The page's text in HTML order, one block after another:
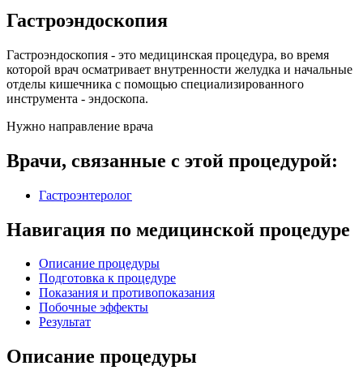
Гастроэндоскопия
Гастроэндоскопия - это медицинская процедура, во время
которой врач осматривает внутренности желудка и начальные
отделы кишечника с помощью специализированного
инструмента - эндоскопа.
Нужно направление врача
Врачи, связанные с этой процедурой:
Гастроэнтеролог
Навигация по медицинской процедуре
Описание процедуры
Подготовка к процедуре
Показания и противопоказания
Побочные эффекты
Результат
Описание процедуры